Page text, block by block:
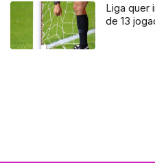
Liga quer
de 13